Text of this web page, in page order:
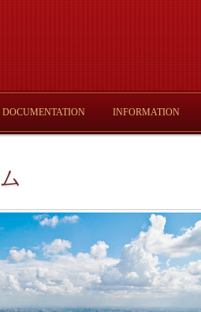
DOCUMENTATION INFORMATION